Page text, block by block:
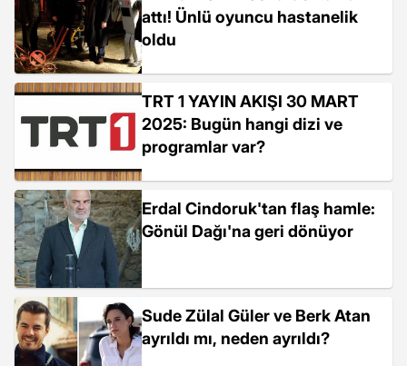
attı! Ünlü oyuncu hastanelik
oldu
TRT 1 YAYIN AKIŞI 30 MART
2025: Bugün hangi dizi ve
programlar var?
Erdal Cindoruk'tan flaş hamle:
Gönül Dağı'na geri dönüyor
Sude Zülal Güler ve Berk Atan
ayrıldı mı, neden ayrıldı?